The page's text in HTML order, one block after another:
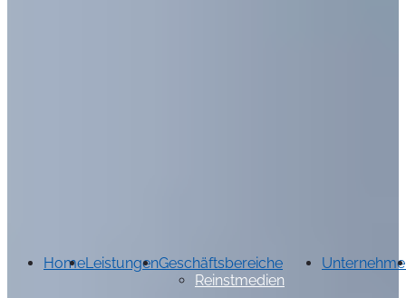
HomeLeistungenGeschäftsbereiche
Reinstmedien